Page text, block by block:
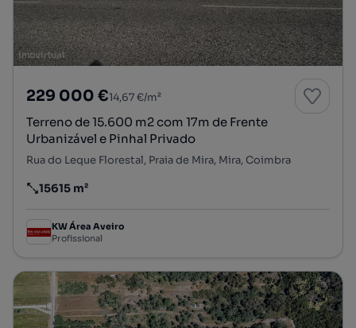
229 000 €14,67 €/m²
Terreno de 15.600 m2 com 17m de Frente
Urbanizável e Pinhal Privado
Rua do Leque Florestal, Praia de Mira, Mira, Coimbra
Preço por metro quadrado
15615 m²
KW Área Aveiro
Profissional